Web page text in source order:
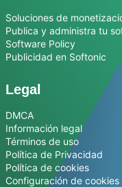
Soluciones de
Publica y administra tu
Software Policy
Publicidad en Softonic
Legal
DMCA
Información legal
Términos de uso
Política de Privacidad
Política de cookies
Configuración de cookies